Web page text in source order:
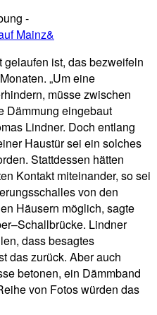
-
ist, das bezweifeln
„Um eine
müsse zwischen
Dämmung eingebaut
Lindner. Doch entlang
Haustür sei ein solches
Stattdessen hätten
Kontakt miteinander, so sei
von den
Häusern möglich, sagte
Lindner
dass besagtes
das zurück. Aber auch
betonen, ein Dämmband
von Fotos würden das